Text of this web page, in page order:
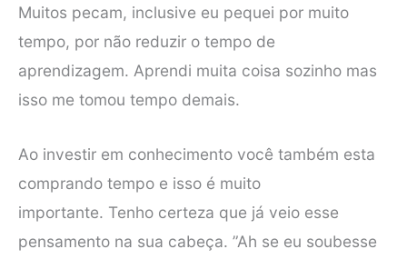
Muitos pecam, inclusive eu pequei por muito
tempo, por não reduzir o tempo de
aprendizagem. Aprendi muita coisa sozinho mas
isso me tomou tempo demais.
Ao investir em conhecimento você também esta
comprando tempo e isso é muito
importante. Tenho certeza que já veio esse
pensamento na sua cabeça. ”Ah se eu soubesse